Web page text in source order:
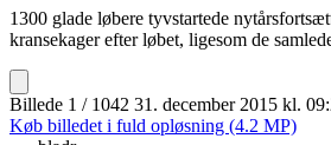
1300 glade løbere tyvstartede
kransekager efter løbet, ligesom de
Billede 1 / 1042 31. december 2015 kl.
Køb billedet i fuld opløsning (4.2 MP)